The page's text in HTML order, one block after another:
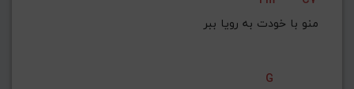
منو با خودت به رویا ببر
G